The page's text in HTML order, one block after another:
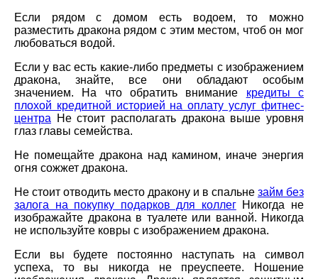
Если рядом с домом есть водоем, то можно
разместить дракона рядом с этим местом, чтоб он мог
любоваться водой.
Если у вас есть какие-либо предметы с изображением
дракона, знайте, все они обладают особым
значением. На что обратить внимание кредиты с
плохой кредитной историей на оплату услуг фитнес-
центра Не стоит располагать дракона выше уровня
глаз главы семейства.
Не помещайте дракона над камином, иначе энергия
огня сожжет дракона.
Не стоит отводить место дракону и в спальне займ без
залога на покупку подарков для коллегНикогда не
изображайте дракона в туалете или ванной. Никогда
не используйте ковры с изображением дракона.
Если вы будете постоянно наступать на символ
успеха, то вы никогда не преуспеете. Ношение